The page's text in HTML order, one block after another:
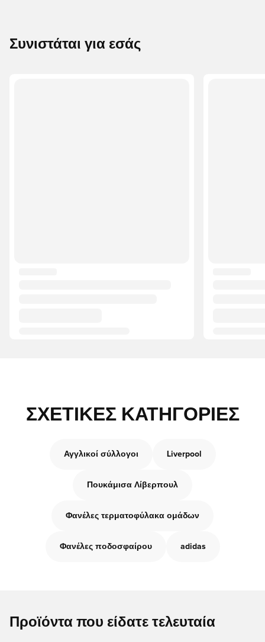
Συνιστάται για εσάς
ΣΧΕΤΙΚΈΣ ΚΑΤΗΓΟΡΊΕΣ
Αγγλικοί σύλλογοι Liverpool
Πουκάμισα Λίβερπουλ
Φανέλες τερματοφύλακα ομάδων
Φανέλες ποδοσφαίρου adidas
Προϊόντα που είδατε τελευταία